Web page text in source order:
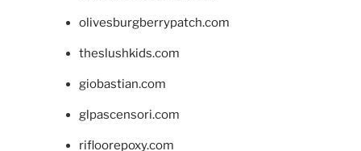
olivesburgberrypatch.com
theslushkids.com
giobastian.com
glpascensori.com
rifloorepoxy.com